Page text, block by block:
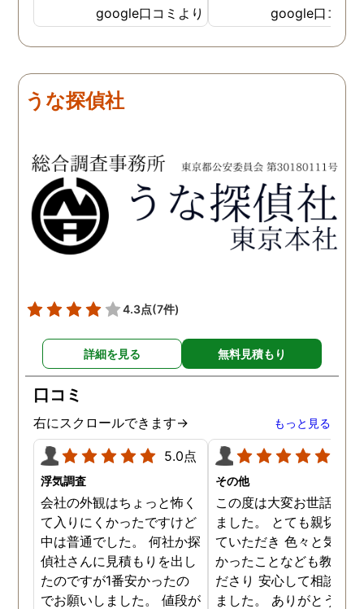
見を言っていただき、また
費用面も正直に答えていた
だき、私の望む結果を得る
言えないですが、それでも
少しでも低く抑えるアドバ
た。 調査も私の望む結果を
得るべく、尽力して頂き、
密に連絡をいただきなが
ら、丁寧に対応してくださ
いました。 おかげで、とて
も、不安で日々辛い気持ち
対応して頂いた上に、かな
り迅速に弁護士に関するア
ドバイスを頂き繋いで下さ
った事、本当に感謝してい
ます。
google口コミより
ったと実感しております
依頼中にはいろいろな相
も聞いて頂き、救われる
謝しております。 私と
何かありましたらご相談
せて頂きたいと思います
google口コミ
うな探偵社
4.3点(7件)
詳細を見る 無料見積もり
口コミ
右にスクロールできます→ もっと見る
5.0点
浮気調査
会社の外観はちょっと怖く
て入りにくかったですけど
中は普通でした。 何社か探
偵社さんに見積もりを出し
たのですが1番安かったの
でお願いしました。 値段が
その他
この度は大変お世話にな
ました。 とても親切に
ていただき 色々と気付
かったことなども教えて
ださり 安心して相談が
ました。 ありがとうご